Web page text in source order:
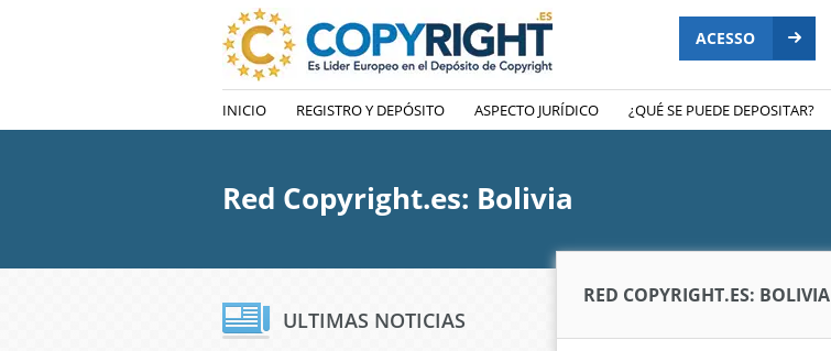
ACESSO
INICIO REGISTRO Y DEPÓSITO ASPECTO JURÍDICO ¿QUÉ SE PUEDE DEPOSITAR?
Red Copyright.es: Bolivia
ULTIMAS NOTICIAS
RED COPYRIGHT.ES: BOLIVIA